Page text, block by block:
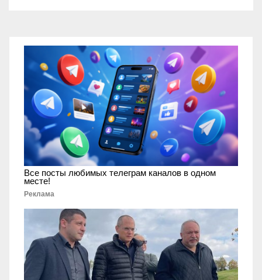
Все посты любимых телеграм каналов в одном
месте!
Реклама